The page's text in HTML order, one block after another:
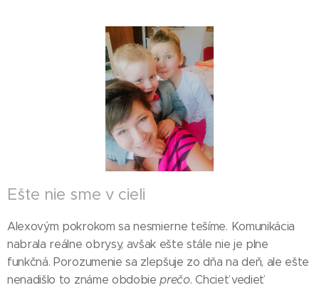
Ešte nie sme v cieli
Alexovým pokrokom sa nesmierne tešíme. Komunikácia
nabrala reálne obrysy, avšak ešte stále nie je plne
funkčná. Porozumenie sa zlepšuje zo dňa na deň, ale ešte
nenadišlo to známe obdobieprečo. Chcieť vedieť